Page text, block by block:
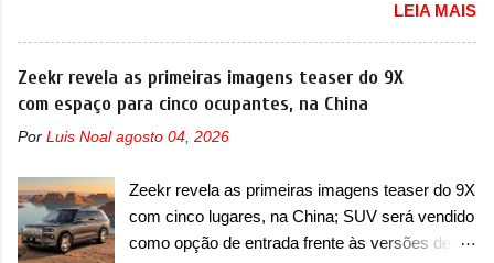
nada os primeiros consumidores). Pelas
imagens teaser, se percebe que o sedã contará
com um novo para-choque na dianteira. Ele
passa a trazer um vinco horizontal mais
destacado que atravessa toda a dianteira do
faróis. Ele ainda possui um espaço para a placa
novo abaixo do vinco e uma nova entrada de ar
de patente de uma nova minivan, na China.
Registradas no Ministério da Indústria e
Tecnologia da Informação, o MIIT, a BYD Xia é
uma nova minivan que a marca chinesa
apresentará aos consumidores chineses para
além da minivan conhecida como Song Max.
(PHEV), a nova minivan vai colocar a marca
para concorrer com uma série de outras
minivans de porte similar, visto que por lá o
LEIA MAIS
Zeekr revela as primeiras imagens teaser do 9X
com espaço para cinco ocupantes, na China
Por Luis Noal agosto 04, 2026
Zeekr revela as primeiras imagens teaser do 9X
com cinco lugares, na China; SUV será vendido
como opção de entrada frente às versões de